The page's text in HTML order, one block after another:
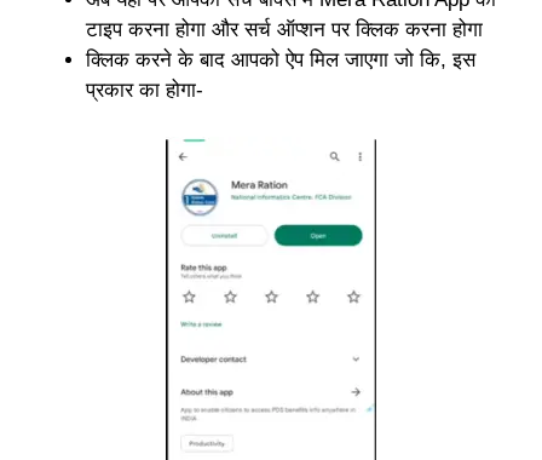
टाइप करना होगा और सर्च ऑप्शन पर क्लिक करना होगा
क्लिक करने के बाद आपको ऐप मिल जाएगा जो कि, इस
प्रकार का होगा-